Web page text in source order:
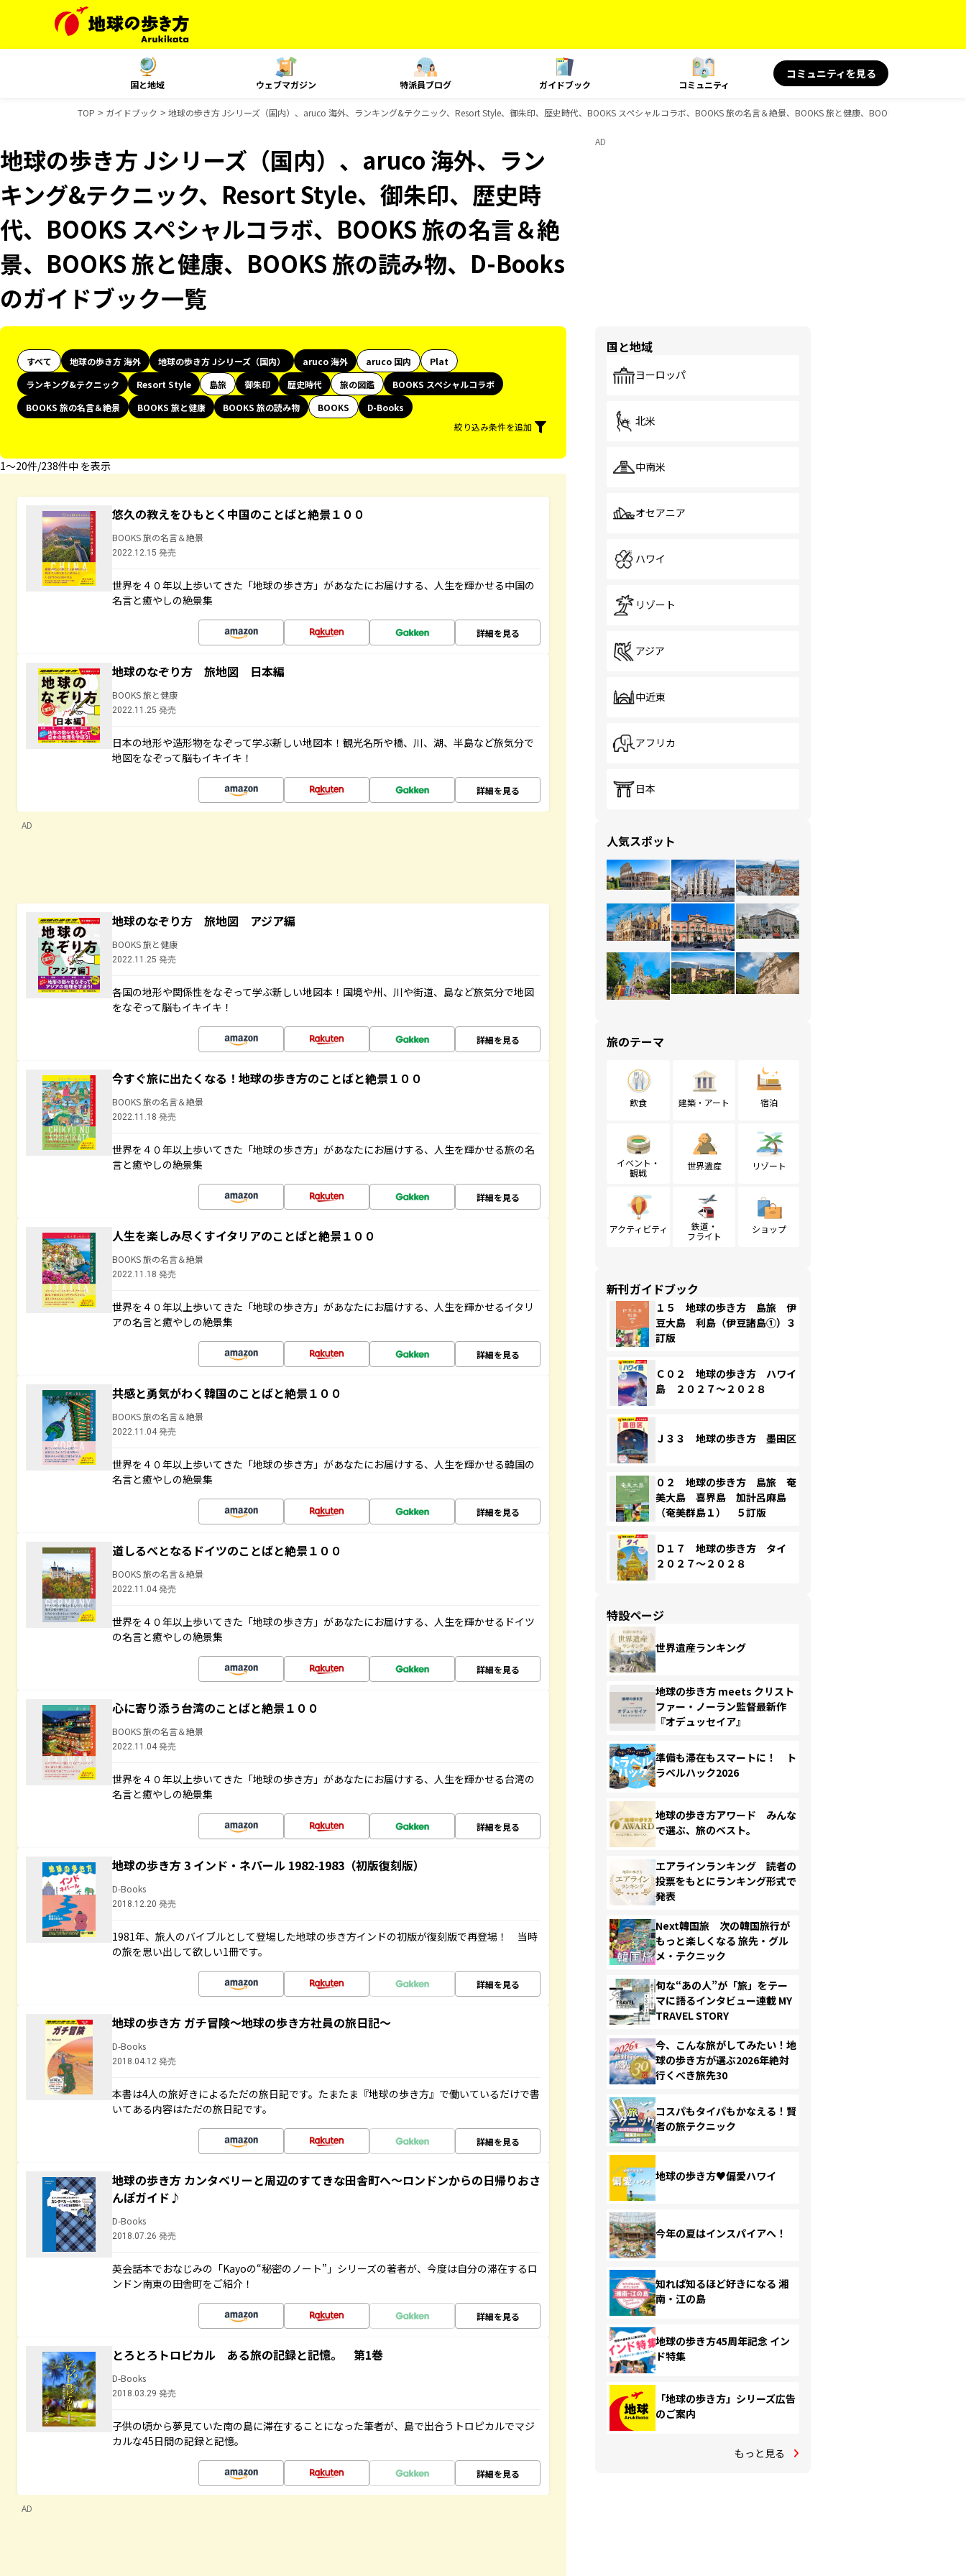
国と地域 ウェブマガジン 特派員ブログ ガイドブック コミュニティ
コミュニティを見る
TOP ガイドブック 地球の歩き方 Jシリーズ（国内）、aruco 海外、ランキング&テクニック、Resort Style、御朱印、歴史時代、BOOKS スペシャルコラボ、BOOKS 旅の名言＆絶景、BOOKS 旅と健康、BOOKS 旅の読み物、
地球の歩き方 Jシリーズ（国内）、aruco 海外、ラン
キング&テクニック、Resort Style、御朱印、歴史時
代、BOOKS スペシャルコラボ、BOOKS 旅の名言＆絶
景、BOOKS 旅と健康、BOOKS 旅の読み物、D-Books
のガイドブック一覧
すべて 地球の歩き方 海外 地球の歩き方 Jシリーズ（国内） aruco 海外 aruco 国内
Plat
ランキング&テクニック
Resort Style 島旅 御朱印 歴史時代 旅の図鑑
BOOKS スペシャルコラボ
BOOKS 旅の名言＆絶景
BOOKS 旅と健康 BOOKS 旅の読み物 BOOKS
D-Books
絞り込み条件を追加
1〜20件/238件中 を表示
悠久の教えをひもとく中国のことばと絶景１００
BOOKS 旅の名言＆絶景
2022.12.15 発売
世界を４０年以上歩いてきた「地球の歩き方」があなたにお届けする、人生を輝かせる中国の
名言と癒やしの絶景集
詳細を見る
地球のなぞり方 旅地図 日本編
BOOKS 旅と健康
2022.11.25 発売
日本の地形や造形物をなぞって学ぶ新しい地図本！観光名所や橋、川、湖、半島など旅気分で
地図をなぞって脳もイキイキ！
詳細を見る
AD
地球のなぞり方 旅地図 アジア編
BOOKS 旅と健康
2022.11.25 発売
各国の地形や関係性をなぞって学ぶ新しい地図本！国境や州、川や街道、島など旅気分で地図
をなぞって脳もイキイキ！
詳細を見る
今すぐ旅に出たくなる！地球の歩き方のことばと絶景１００
BOOKS 旅の名言＆絶景
2022.11.18 発売
世界を４０年以上歩いてきた「地球の歩き方」があなたにお届けする、人生を輝かせる旅の名
言と癒やしの絶景集
詳細を見る
人生を楽しみ尽くすイタリアのことばと絶景１００
BOOKS 旅の名言＆絶景
2022.11.18 発売
世界を４０年以上歩いてきた「地球の歩き方」があなたにお届けする、人生を輝かせるイタリ
アの名言と癒やしの絶景集
詳細を見る
共感と勇気がわく韓国のことばと絶景１００
BOOKS 旅の名言＆絶景
2022.11.04 発売
世界を４０年以上歩いてきた「地球の歩き方」があなたにお届けする、人生を輝かせる韓国の
名言と癒やしの絶景集
詳細を見る
道しるべとなるドイツのことばと絶景１００
BOOKS 旅の名言＆絶景
2022.11.04 発売
世界を４０年以上歩いてきた「地球の歩き方」があなたにお届けする、人生を輝かせるドイツ
の名言と癒やしの絶景集
詳細を見る
心に寄り添う台湾のことばと絶景１００
BOOKS 旅の名言＆絶景
2022.11.04 発売
世界を４０年以上歩いてきた「地球の歩き方」があなたにお届けする、人生を輝かせる台湾の
名言と癒やしの絶景集
詳細を見る
地球の歩き方 3 インド・ネパール 1982-1983（初版復刻版）
D-Books
2018.12.20 発売
1981年、旅人のバイブルとして登場した地球の歩き方インドの初版が復刻版で再登場！ 当時
の旅を思い出して欲しい1冊です。
詳細を見る
地球の歩き方 ガチ冒険～地球の歩き方社員の旅日記～
D-Books
2018.04.12 発売
本書は4人の旅好きによるただの旅日記です。たまたま『地球の歩き方』で働いているだけで書
いてある内容はただの旅日記です。
詳細を見る
地球の歩き方 カンタベリーと周辺のすてきな田舎町へ～ロンドンからの日帰りおさ
んぽガイド♪
D-Books
2018.07.26 発売
英会話本でおなじみの「Kayoの“秘密のノート”」シリーズの著者が、今度は自分の滞在するロ
ンドン南東の田舎町をご紹介！
詳細を見る
とろとろトロピカル ある旅の記録と記憶。 第1巻
D-Books
2018.03.29 発売
子供の頃から夢見ていた南の島に滞在することになった筆者が、島で出合うトロピカルでマジ
カルな45日間の記録と記憶。
詳細を見る
AD
AD
国と地域
ヨーロッパ
北米
中南米
オセアニア
ハワイ
リゾート
アジア
中近東
アフリカ
日本
人気スポット
旅のテーマ
飲食 建築・アート 宿泊
イベント・
観戦
世界遺産 リゾート
アクティビティ
鉄道・
フライト
ショップ
新刊ガイドブック
１５ 地球の歩き方 島旅 伊
豆大島 利島（伊豆諸島①）３
訂版
Ｃ０２ 地球の歩き方 ハワイ
島 ２０２７～２０２８
Ｊ３３ 地球の歩き方 墨田区
０２ 地球の歩き方 島旅 奄
美大島 喜界島 加計呂麻島
（奄美群島１） ５訂版
Ｄ１７ 地球の歩き方 タイ
２０２７～２０２８
特設ページ
世界遺産ランキング
地球の歩き方 meets クリスト
ファー・ノーラン監督最新作
『オデュッセイア』
準備も滞在もスマートに！ ト
ラベルハック2026
地球の歩き方アワード みんな
で選ぶ、旅のベスト。
エアラインランキング 読者の
投票をもとにランキング形式で
発表
Next韓国旅 次の韓国旅行が
もっと楽しくなる 旅先・グル
メ・テクニック
旬な“あの人”が「旅」をテー
マに語るインタビュー連載 MY
TRAVEL STORY
今、こんな旅がしてみたい！地
球の歩き方が選ぶ2026年絶対
行くべき旅先30
コスパもタイパもかなえる！賢
者の旅テクニック
地球の歩き方♥偏愛ハワイ
今年の夏はインスパイアへ！
知れば知るほど好きになる 湘
南・江の島
地球の歩き方45周年記念 イン
ド特集
「地球の歩き方」シリーズ広告
のご案内
もっと見る